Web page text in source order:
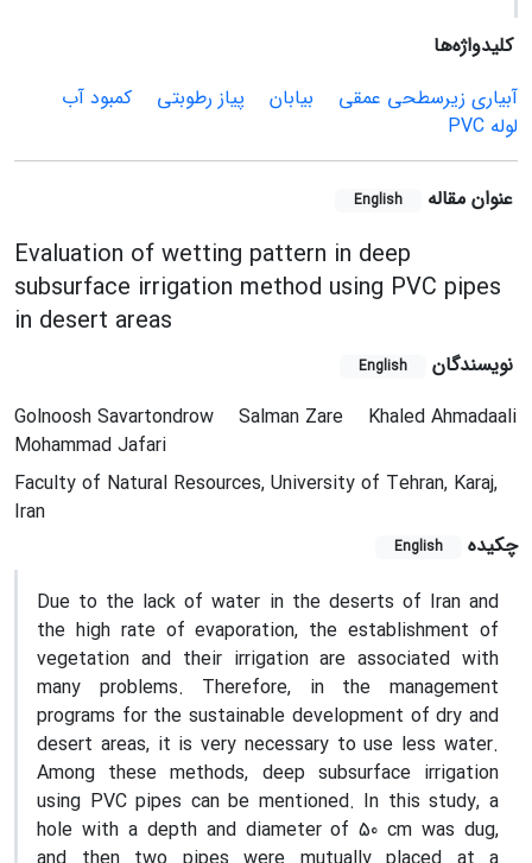
کلیدواژه‌ها
آبیاری زیرسطحی عمقی
بیابان پیاز رطوبتی
کمبود آب
لوله PVC
عنوان مقاله English
Evaluation of wetting pattern in deep
subsurface irrigation method using PVC pipes
in desert areas
نویسندگان English
Golnoosh Savartondrow Salman Zare
Khaled Ahmadaali
Mohammad Jafari
Faculty of Natural Resources, University of Tehran, Karaj,
Iran
چکیده
English
Due to the lack of water in the deserts of Iran and
the high rate of evaporation, the establishment of
vegetation and their irrigation are associated with
many problems. Therefore, in the management
programs for the sustainable development of dry and
desert areas, it is very necessary to use less water.
Among these methods, deep subsurface irrigation
using PVC pipes can be mentioned. In this study, a
hole with a depth and diameter of 50 cm was dug,